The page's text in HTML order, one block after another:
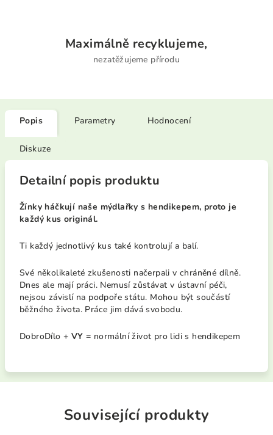
Maximálně recyklujeme,
nezatěžujeme přírodu
Popis Parametry Hodnocení
Diskuze
Detailní popis produktu
Žínky háčkují naše mýdlařky s hendikepem, proto je
každý kus originál.
Ti každý jednotlivý kus také kontrolují a balí.
Své několikaleté zkušenosti načerpali v chráněné dílně.
Dnes ale mají práci. Nemusí zůstávat v ústavní péči,
nejsou závislí na podpoře státu. Mohou být součástí
běžného života. Práce jim dává svobodu.
DobroDílo + VY = normální život pro lidi s hendikepem
Související produkty